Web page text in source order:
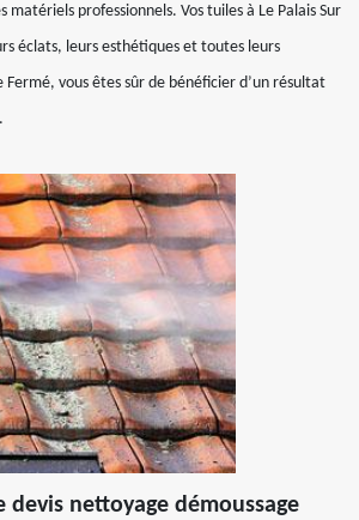
matériels professionnels. Vos tuiles à Le Palais Sur
éclats, leurs esthétiques et toutes leurs
Fermé, vous êtes sûr de bénéficier d’un résultat
devis nettoyage démoussage